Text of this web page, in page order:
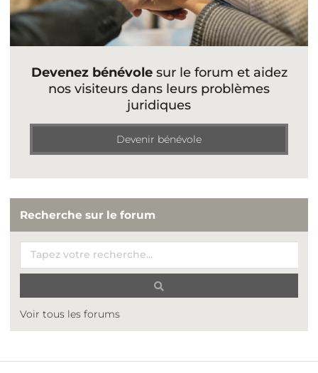
Devenez bénévolesur le forum et aidez
nos visiteurs dans leurs problèmes
juridiques
Devenir bénévole
Recherche sur le forum
Voir tous les forums